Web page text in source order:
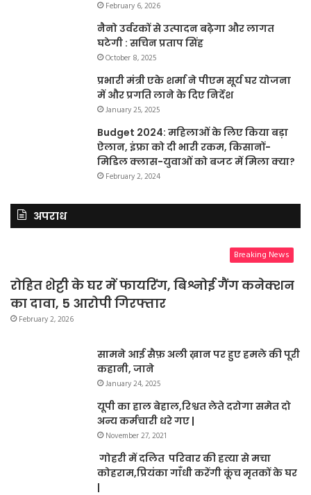
February 6, 2026
नैनो उर्वरकों से उत्पादन बढ़ेगा और लागत
घटेगी : सचिन प्रताप सिंह
October 8, 2025
प्रभारी मंत्री एके शर्मा ने पीएम सूर्य घर योजना
में और प्रगति लाने के दिए निर्देश
January 25, 2025
Budget 2024: महिलाओं के लिए किया बड़ा
ऐलान, इंफ्रा को दी भारी रकम, किसानों-
मिडिल क्लास-युवाओं को बजट में मिला क्या?
February 2, 2024
अपराध
Breaking News
रोहित शेट्टी के घर में फायरिंग, बिश्नोई गैंग कनेक्शन
का दावा, 5 आरोपी गिरफ्तार
February 2, 2026
सामने आई सैफ़ अली ख़ान पर हुए हमले की पूरी
कहानी, जाने
January 24, 2025
यूपी का हाल बेहाल,रिश्वत लेते दरोगा समेत दो
अन्य कर्मचारी धरे गए |
November 27, 2021
गोहरी में दलित परिवार की हत्या से मचा
कोहराम,प्रियंका गाँधी करेंगी कूंच मृतकों के घर
|